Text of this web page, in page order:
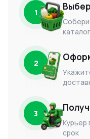
1
2
3
Курьер
срок